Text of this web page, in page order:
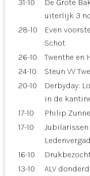
31-10
De Grote
uiterlijk 3
28-10
Even
Schot
26-10
Twenthe en
24-10
Steun VV
20-10
Derbyday:
in de
17-10
Philip
17-10
16-10
13-10
ALV